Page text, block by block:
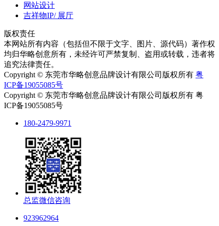
网站设计
吉祥物IP/ 展厅
版权责任
本网站所有内容（包括但不限于文字、图片、源代码）著作权
均归华略创意所有，未经许可严禁复制、盗用或转载，违者将
追究法律责任。
Copyright © 东莞市华略创意品牌设计有限公司版权所有 粤
ICP备19055085号
Copyright © 东莞市华略创意品牌设计有限公司版权所有 粤
ICP备19055085号
180-2479-9971
总监微信咨询
923962964